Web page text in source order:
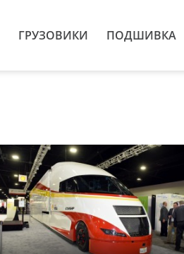
ГРУЗОВИКИ ПОДШИВКА